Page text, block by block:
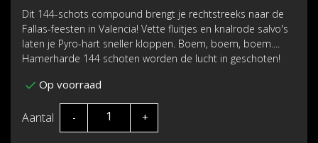
Dit 144-schots compound brengt je rechtstreeks naar de
Fallas-feesten in Valencia! Vette fluitjes en knalrode salvo's
laten je Pyro-hart sneller kloppen. Boem, boem, boem....
Hamerharde 144 schoten worden de lucht in geschoten!
Op voorraad
Aantal - +